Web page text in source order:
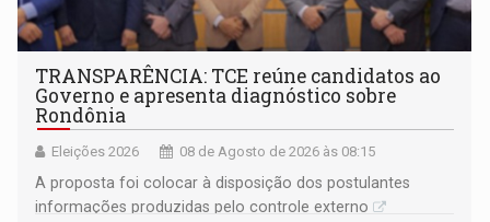
TRANSPARÊNCIA: TCE reúne candidatos ao
Governo e apresenta diagnóstico sobre
Rondônia
Eleições 2026 08 de Agosto de 2026 às 08:15
A proposta foi colocar à disposição dos postulantes
informações produzidas pelo controle externo